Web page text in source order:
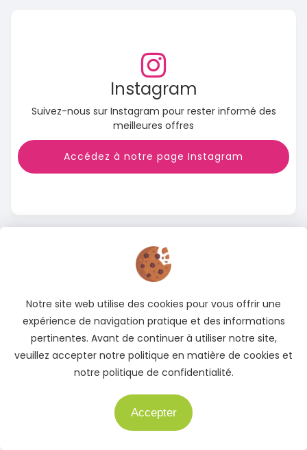
Instagram
Suivez-nous sur Instagram pour rester informé des
meilleures offres
Accédez à notre page Instagram
Notre site web utilise des cookies pour vous offrir une
expérience de navigation pratique et des informations
pertinentes. Avant de continuer à utiliser notre site,
veuillez accepter notre politique en matière de cookies et
notre politique de confidentialité.
Accepter